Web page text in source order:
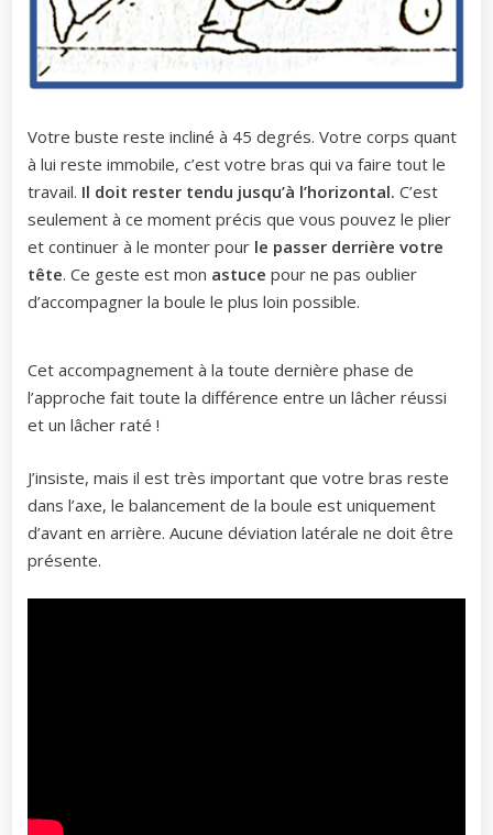
Votre buste reste incliné à 45 degrés. Votre corps quant
à lui reste immobile, c’est votre bras qui va faire tout le
travail. Il doit rester tendu jusqu’à l’horizontal. C’est
seulement à ce moment précis que vous pouvez le plier
et continuer à le monter pour le passer derrière votre
tête. Ce geste est mon astuce pour ne pas oublier
d’accompagner la boule le plus loin possible.
Cet accompagnement à la toute dernière phase de
l’approche fait toute la différence entre un lâcher réussi
et un lâcher raté !
J’insiste, mais il est très important que votre bras reste
dans l’axe, le balancement de la boule est uniquement
d’avant en arrière. Aucune déviation latérale ne doit être
présente.